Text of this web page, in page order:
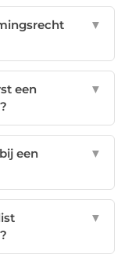
▼
een
▼
een
▼
▼